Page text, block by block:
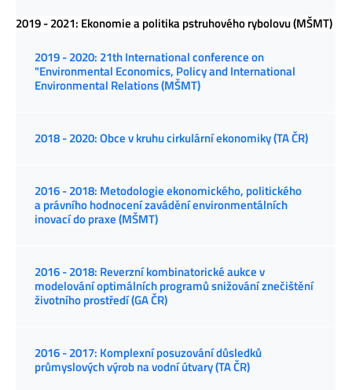
2019 - 2021: Ekonomie a politika pstruhového rybolovu (MŠMT)
2019 - 2020: 21th International conference on
"Environmental Economics, Policy and International
Environmental Relations (MŠMT)
2018 - 2020: Obce v kruhu cirkulární ekonomiky (TA ČR)
2016 - 2018: Metodologie ekonomického, politického
a právního hodnocení zavádění environmentálních
inovací do praxe (MŠMT)
2016 - 2018: Reverzní kombinatorické aukce v
modelování optimálních programů snižování znečištění
životního prostředí (GA ČR)
2016 - 2017: Komplexní posuzování důsledků
průmyslových výrob na vodní útvary (TA ČR)